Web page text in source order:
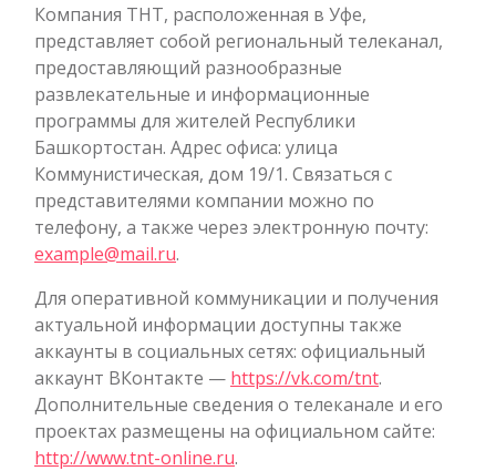
Компания ТНТ, расположенная в Уфе,
представляет собой региональный телеканал,
предоставляющий разнообразные
развлекательные и информационные
программы для жителей Республики
Башкортостан. Адрес офиса: улица
Коммунистическая, дом 19/1. Связаться с
представителями компании можно по
телефону, а также через электронную почту:
example@mail.ru.
Для оперативной коммуникации и получения
актуальной информации доступны также
аккаунты в социальных сетях: официальный
аккаунт ВКонтакте — https://vk.com/tnt.
Дополнительные сведения о телеканале и его
проектах размещены на официальном сайте:
http://www.tnt-online.ru.